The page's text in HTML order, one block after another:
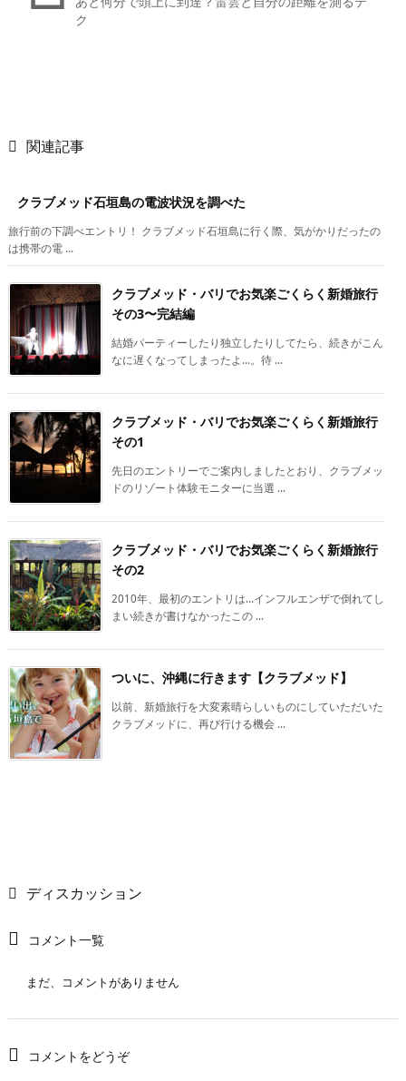
ク
 関連記事
クラブメッド石垣島の電波状況を調べた
旅行前の下調べエントリ！ クラブメッド石垣島に行く際、気がかりだったの
は携帯の電 ...
クラブメッド・バリでお気楽ごくらく新婚旅行
その3〜完結編
結婚パーティーしたり独立したりしてたら、続きがこん
なに遅くなってしまったよ…。待 ...
クラブメッド・バリでお気楽ごくらく新婚旅行
その1
先日のエントリーでご案内しましたとおり、クラブメッ
ドのリゾート体験モニターに当選 ...
クラブメッド・バリでお気楽ごくらく新婚旅行
その2
2010年、最初のエントリは…インフルエンザで倒れてし
まい続きが書けなかったこの ...
ついに、沖縄に行きます【クラブメッド】
以前、新婚旅行を大変素晴らしいものにしていただいた
クラブメッドに、再び行ける機会 ...
ディスカッション
コメント一覧
まだ、コメントがありません
コメントをどうぞ